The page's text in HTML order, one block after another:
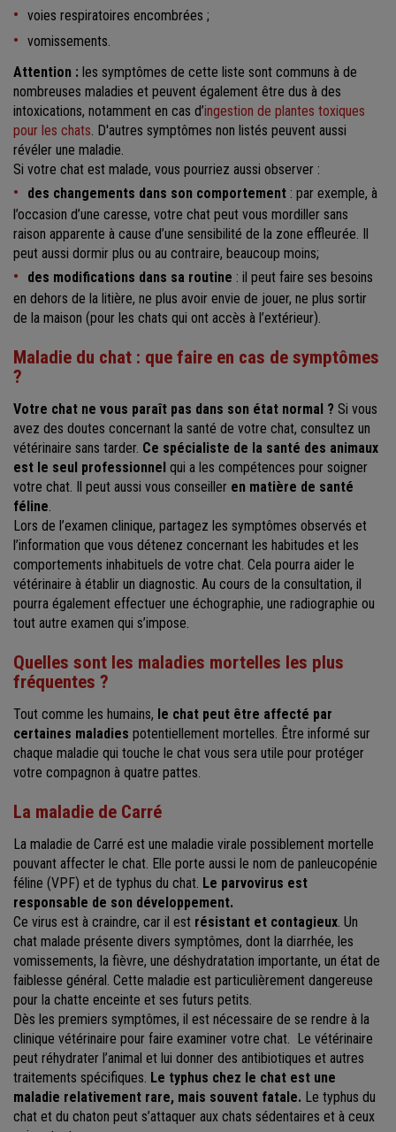
voies respiratoires encombrées ;
vomissements.
Attention : les symptômes de cette liste sont communs à de
nombreuses maladies et peuvent également être dus à des
intoxications, notamment en cas d’ingestion de plantes toxiques
pour les chats. D'autres symptômes non listés peuvent aussi
révéler une maladie.
Si votre chat est malade, vous pourriez aussi observer :
des changements dans son comportement : par exemple, à
l’occasion d’une caresse, votre chat peut vous mordiller sans
raison apparente à cause d’une sensibilité de la zone effleurée. Il
peut aussi dormir plus ou au contraire, beaucoup moins;
des modifications dans sa routine : il peut faire ses besoins
en dehors de la litière, ne plus avoir envie de jouer, ne plus sortir
de la maison (pour les chats qui ont accès à l’extérieur).
Maladie du chat : que faire en cas de symptômes
?
Votre chat ne vous paraît pas dans son état normal ? Si vous
avez des doutes concernant la santé de votre chat, consultez un
vétérinaire sans tarder. Ce spécialiste de la santé des animaux
est le seul professionnel qui a les compétences pour soigner
votre chat. Il peut aussi vous conseiller en matière de santé
féline.
Lors de l’examen clinique, partagez les symptômes observés et
l’information que vous détenez concernant les habitudes et les
comportements inhabituels de votre chat. Cela pourra aider le
vétérinaire à établir un diagnostic. Au cours de la consultation, il
pourra également effectuer une échographie, une radiographie ou
tout autre examen qui s’impose.
Quelles sont les maladies mortelles les plus
fréquentes ?
Tout comme les humains, le chat peut être affecté par
certaines maladies potentiellement mortelles. Être informé sur
chaque maladie qui touche le chat vous sera utile pour protéger
votre compagnon à quatre pattes.
La maladie de Carré
La maladie de Carré est une maladie virale possiblement mortelle
pouvant affecter le chat. Elle porte aussi le nom de panleucopénie
féline (VPF) et de typhus du chat. Le parvovirus est
responsable de son développement.
Ce virus est à craindre, car il est résistant et contagieux. Un
chat malade présente divers symptômes, dont la diarrhée, les
vomissements, la fièvre, une déshydratation importante, un état de
faiblesse général. Cette maladie est particulièrement dangereuse
pour la chatte enceinte et ses futurs petits.
Dès les premiers symptômes, il est nécessaire de se rendre à la
clinique vétérinaire pour faire examiner votre chat. Le vétérinaire
peut réhydrater l’animal et lui donner des antibiotiques et autres
traitements spécifiques. Le typhus chez le chat est une
maladie relativement rare, mais souvent fatale. Le typhus du
chat et du chaton peut s’attaquer aux chats sédentaires et à ceux